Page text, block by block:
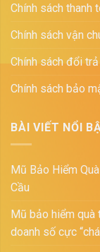
Chính sách thanh
Chính sách vận
Chính sách đổi trả
Chính sách bảo
BÀI VIẾT NỔI
Mũ Bảo Hiểm
Cầu
Mũ bảo hiểm
doanh số cực